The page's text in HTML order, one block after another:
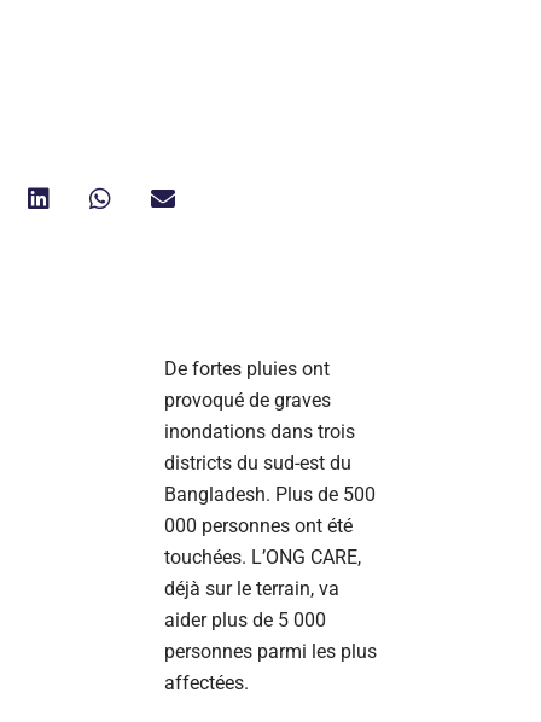
De fortes pluies ont
provoqué de graves
inondations dans trois
districts du sud-est du
Bangladesh. Plus de 500
000 personnes ont été
touchées. L’ONG CARE,
déjà sur le terrain, va
aider plus de 5 000
personnes parmi les plus
affectées.